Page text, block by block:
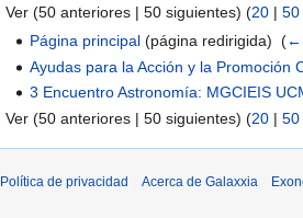
Ver (50 anteriores | 50 siguientes) (20 | 50
Página principal (página redirigida) ‎(←
Ayudas para la Acción y la Promoción
3 Encuentro Astronomía: MGCIEIS
Ver (50 anteriores | 50 siguientes) (20 | 50
Política de privacidad Acerca de Galaxxia